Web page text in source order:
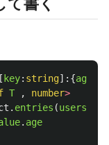
key: string]:{age
T , number>
. entries (users
. age